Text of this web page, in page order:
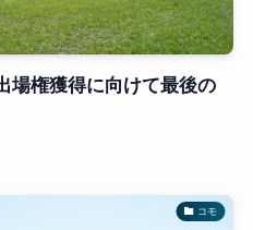
権獲得に向けて最後の
コモ